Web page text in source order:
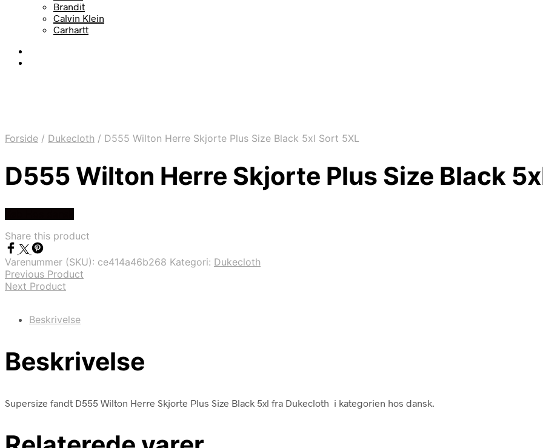
Brandit
Calvin Klein
Carhartt
Forside / Dukecloth / D555 Wilton Herre Skjorte Plus Size Black 5xl Sort 5XL
D555 Wilton Herre Skjorte Plus Size Black
Share this product
Varenummer (SKU): ce414a46b268 Kategori: Dukecloth
Previous Product
Next Product
Beskrivelse
Beskrivelse
Supersize fandt D555 Wilton Herre Skjorte Plus Size Black 5xl fra Dukecloth i kategorien hos dansk.